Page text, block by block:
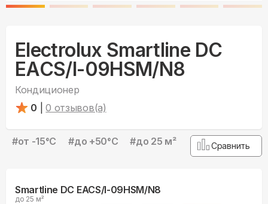
Electrolux Smartline DC
EACS/I-09HSM/N8
Кондиционер
0
0 отзывов(а)
#от -15°С #до +50°С #до 25 м² Сравнить
Smartline DC EACS/I-09HSM/N8
до 25 м²